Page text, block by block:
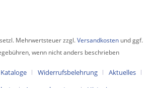
Mehrwertsteuer zzgl.Versandkosten und ggf.
wenn nicht anders beschrieben
Kataloge Widerrufsbelehrung
Aktuelles